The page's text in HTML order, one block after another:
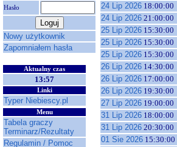
Hasło
Nowy użytkownik
Zapomniałem hasła
Aktualny czas
13:57
Linki
Typer Niebiescy.pl
Menu
Tabela graczy
Terminarz/Rezultaty
Regulamin / Pomoc
24 Lip 2026 18:00:00
24 Lip 2026 21:00:00
25 Lip 2026 15:30:00
25 Lip 2026 15:30:00
25 Lip 2026 15:30:00
26 Lip 2026 14:30:00
26 Lip 2026 17:00:00
26 Lip 2026 19:30:00
27 Lip 2026 19:00:00
31 Lip 2026 18:00:00
31 Lip 2026 20:30:00
01 Sie 2026 15:30:00